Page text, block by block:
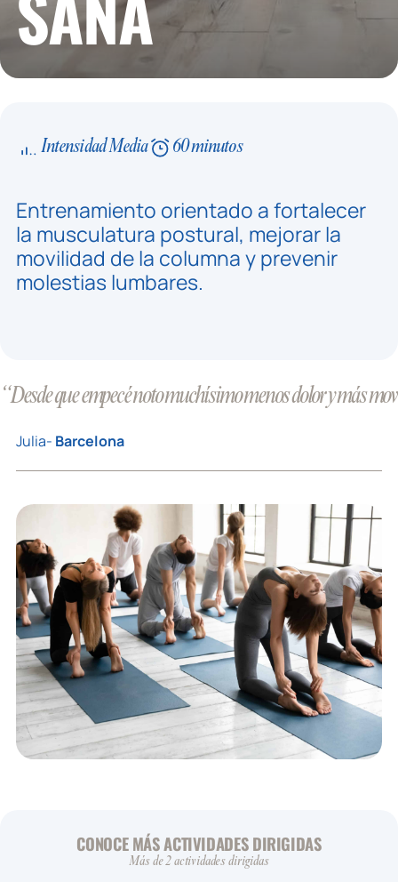
Intensidad Media 60 minutos
Entrenamiento orientado a fortalecer
la musculatura postural, mejorar la
movilidad de la columna y prevenir
molestias lumbares.
“Desde que empecé noto muchísimo menos dolor y más
Julia- Barcelona
CONOCE MÁS ACTIVIDADES DIRIGIDAS
Más de 2 actividades dirigidas